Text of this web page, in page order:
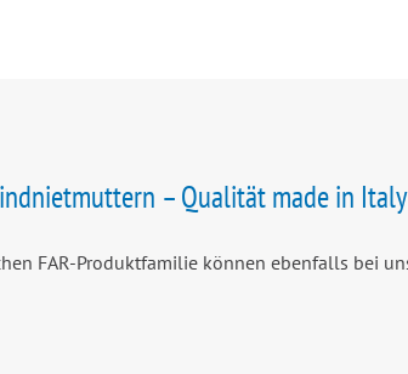
– Qualität made in Italy
FAR-Produktfamilie können ebenfalls bei